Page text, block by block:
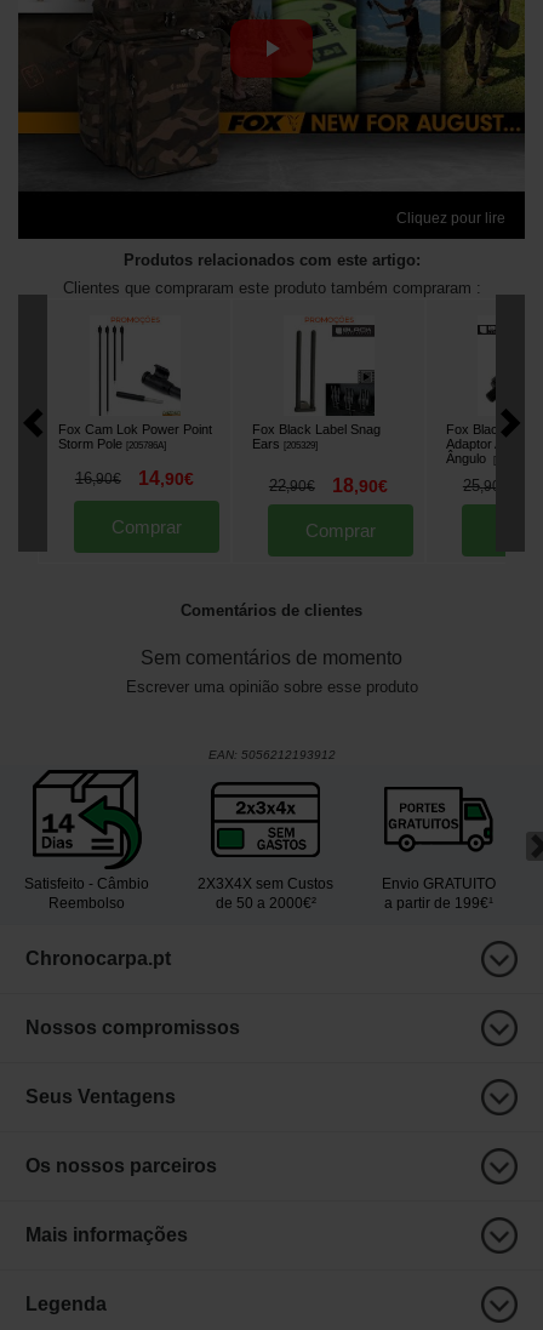
Cliquez pour lire
Produtos relacionados com este artigo:
Clientes que compraram este produto também compraram :
Fox Cam Lok Power Point
Storm Pole [205786A]
16,90€ 14,90€
Comprar
Fox Black Label Snag
Ears
[205329]
22,90€ 18,90€
Comprar
Fox Black
Adaptor
Ângulo
25,90
Comentários de clientes
Sem comentários de momento
Escrever uma opinião sobre esse produto
EAN: 5056212193912
Satisfeito - Câmbio
Reembolso
2X3X4X sem Custos
de 50 a 2000€²
Envio GRATUITO
a partir de 199€¹
Chronocarpa.pt
Nossos compromissos
Seus Ventagens
Os nossos parceiros
Mais informações
Legenda